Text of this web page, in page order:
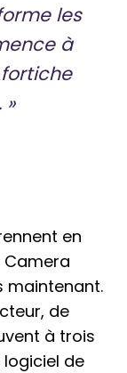
les
à
»
en
Camera
maintenant.
de
à trois
logiciel de